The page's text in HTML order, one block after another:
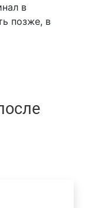
в
позже, в